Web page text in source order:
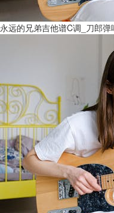
永远的兄弟吉他谱C调_刀郎